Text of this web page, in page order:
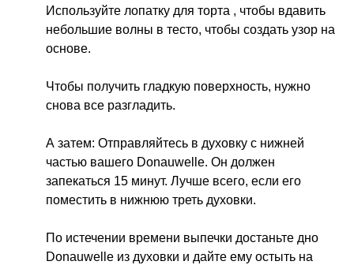
Используйте лопатку для торта , чтобы вдавить
небольшие волны в тесто, чтобы создать узор на
основе.
Чтобы получить гладкую поверхность, нужно
снова все разгладить.
А затем: Отправляйтесь в духовку с нижней
частью вашего Donauwelle. Он должен
запекаться 15 минут. Лучше всего, если его
поместить в нижнюю треть духовки.
По истечении времени выпечки достаньте дно
Donauwelle из духовки и дайте ему остыть на